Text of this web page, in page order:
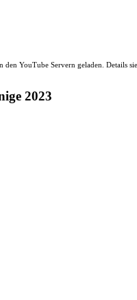
den YouTube Servern geladen. Details
2023